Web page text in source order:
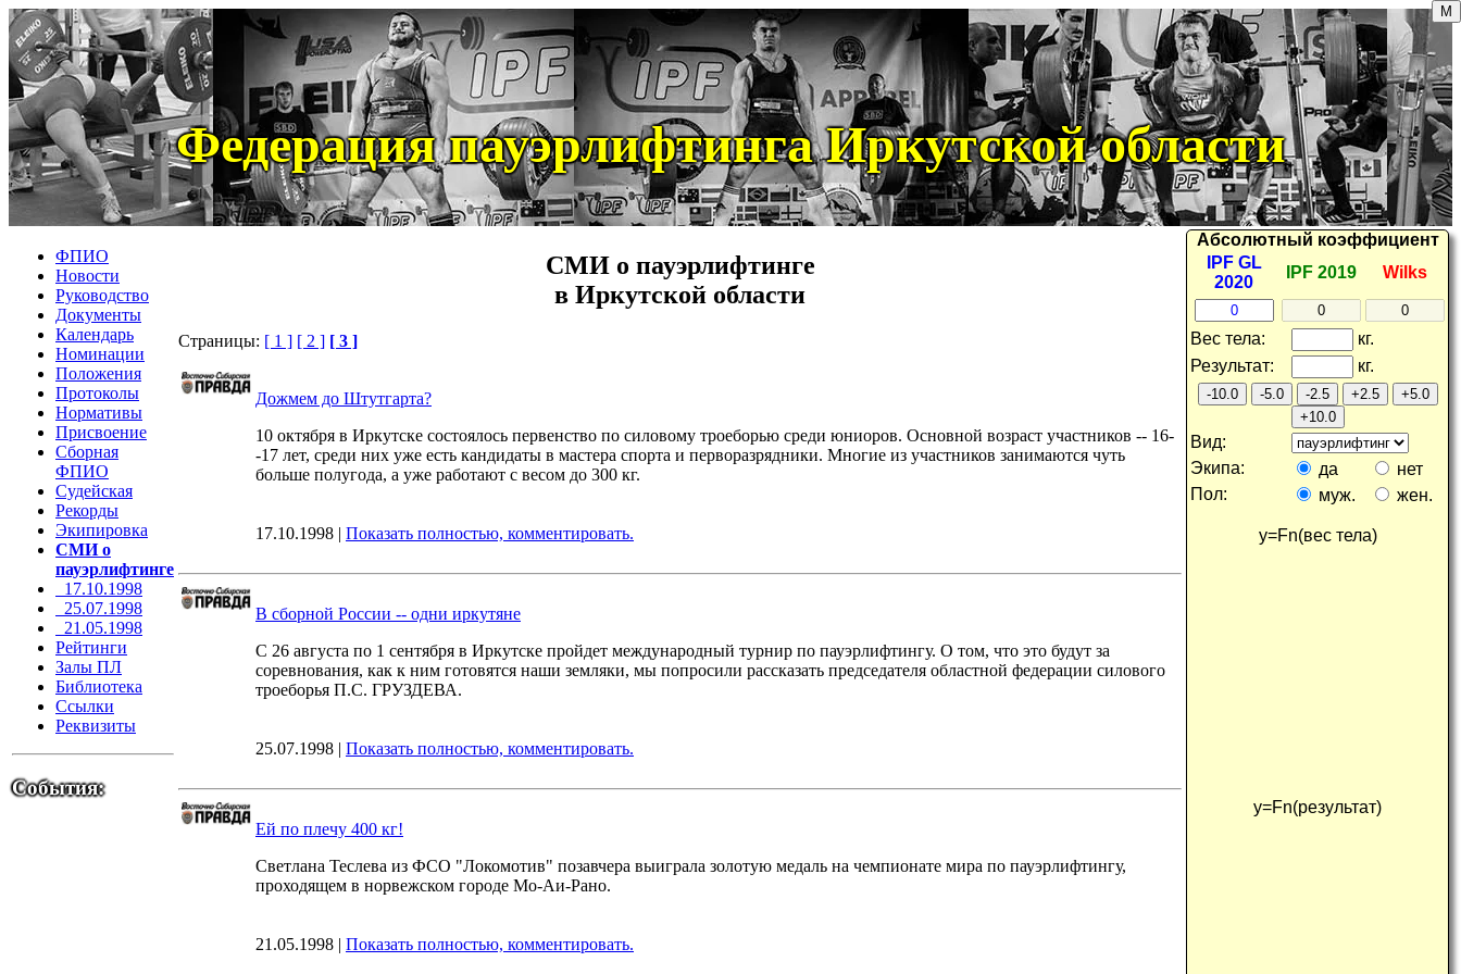
Федерация пауэрлифтинга Иркутской области
ФПИО
Новости
Руководство
Документы
Календарь
Номинации
Положения
Протоколы
Нормативы
Присвоение
Сборная
ФПИО
Судейская
Рекорды
Экипировка
СМИ о
пауэрлифтинге
17.10.1998
25.07.1998
21.05.1998
Рейтинги
Залы ПЛ
Библиотека
Ссылки
Реквизиты
События:
СМИ о пауэрлифтинге
в Иркутской области
Страницы: [ 1 ] [ 2 ] [ 3 ]
Дожмем до Штутгарта?
10 октября в Иркутске состоялось первенство по силовому троеборью среди юниоров. Основной возраст участников -- 16-
-17 лет, среди них уже есть кандидаты в мастера спорта и перворазрядники. Многие из участников занимаются чуть
больше полугода, а уже работают с весом до 300 кг.
17.10.1998 | Показать полностью, комментировать.
В сборной России -- одни иркутяне
С 26 августа по 1 сентября в Иркутске пройдет международный турнир по пауэрлифтингу. О том, что это будут за
соревнования, как к ним готовятся наши земляки, мы попросили рассказать председателя областной федерации силового
троеборья П.С. ГРУЗДЕВА.
25.07.1998 | Показать полностью, комментировать.
Ей по плечу 400 кг!
Светлана Теслева из ФСО "Локомотив" позавчера выиграла золотую медаль на чемпионате мира по пауэрлифтингу,
проходящем в норвежском городе Мо-Аи-Рано.
21.05.1998 | Показать полностью, комментировать.
Абсолютный коэффициент
IPF GL
2020
IPF 2019 Wilks
вес тела:
кг.
результат: кг.
-10.0 -5.0 -2.5 +2.5
+5.0
+10.0
вид:
экипа:
да
нет
пол:
муж. жен.
y=Fn(вес тела)
y=Fn(результат)